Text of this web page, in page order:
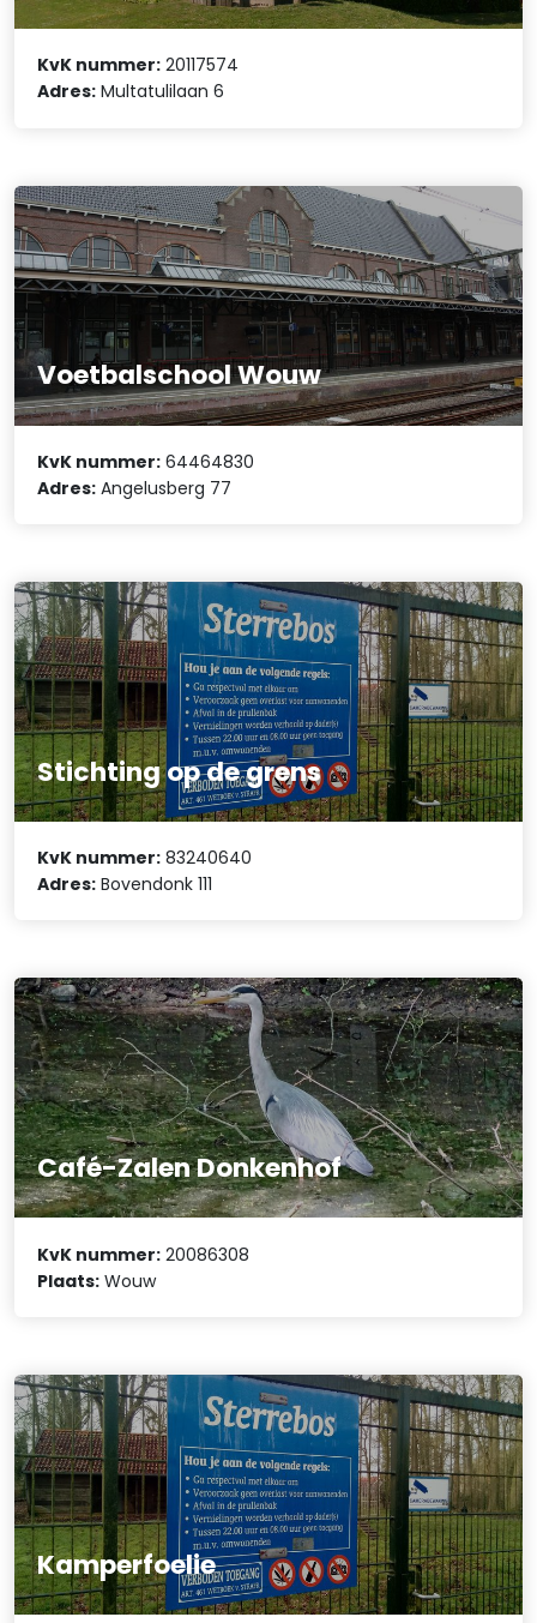
KvK nummer: 20117574
Adres: Multatulilaan 6
Voetbalschool Wouw
KvK nummer: 64464830
Adres: Angelusberg 77
Stichting op de grens
KvK nummer: 83240640
Adres: Bovendonk 111
Café-Zalen Donkenhof
KvK nummer: 20086308
Plaats: Wouw
Kamperfoelie